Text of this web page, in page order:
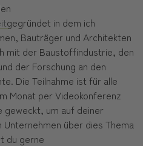
gegründet in dem ich
Bauträger und Architekten
mit der Baustoffindustrie, den
der Forschung an den
Die Teilnahme ist für alle
Monat per Videokonferenz
geweckt, um auf deiner
über dies Thema
du gerne